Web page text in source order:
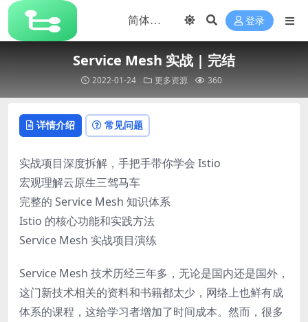
登录
Service Mesh 实战 | 完结
2022-01-24 更多资源 360
详情介绍 常见问题
实战项目深度拆解，手把手带你学会 Istio
宏观理解云原生三驾马车
完整的 Service Mesh 知识体系
Istio 的核心功能和实践方法
Service Mesh 实战项目演练
Service Mesh 技术历经三年多，无论是国内还是国外，
这门新技术相关的资料和书籍都太少，网络上也鲜有成
体系的课程，这给学习者增加了时间成本。然而，很多